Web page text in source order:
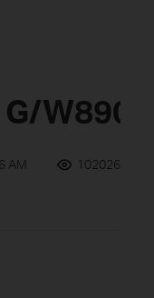
W8901N
AM 102026